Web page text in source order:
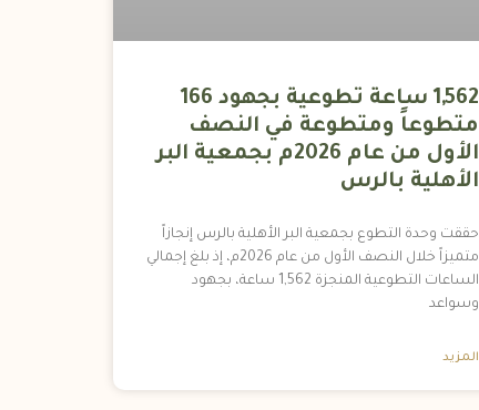
1,562 ساعة تطوعية بجهود 166
متطوعاً ومتطوعة في النصف
الأول من عام 2026م بجمعية البر
الأهلية بالرس
حققت وحدة التطوع بجمعية البر الأهلية بالرس إنجازاً
متميزاً خلال النصف الأول من عام 2026م، إذ بلغ إجمالي
الساعات التطوعية المنجزة 1,562 ساعة، بجهود
وسواعد
المزيد